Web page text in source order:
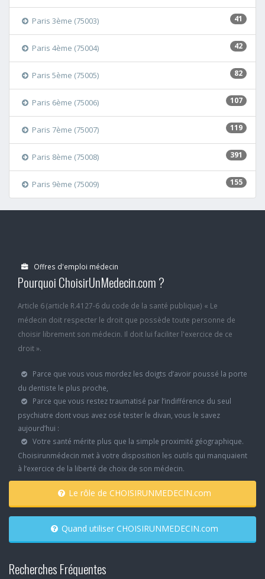
41
Paris 3ème (75003)
42
Paris 4ème (75004)
82
Paris 5ème (75005)
107
Paris 6ème (75006)
119
Paris 7ème (75007)
391
Paris 8ème (75008)
155
Paris 9ème (75009)
Offres d'emploi médecin
Pourquoi ChoisirUnMedecin.com ?
Article 6 (article R.4127-6 du code de la santé publique) « Le
médecin doit respecter le droit que possède toute personne de
choisir librement son médecin. Il doit lui faciliter l'exercice de ce
droit ».
Parce que vous vous mordez les doigts d’avoir poussé la porte
du dentiste le plus proche,
Parce que vous restez traumatisé par l’indifférence du seul
psychiatre dont vous avez osé tester le divan, vous le savez
aujourd’hui :
Votre santé mérite plus que la simple proximité géographique.
Choisirunmédecin met à votre disposition les outils qui manquaient
à l’exercice de la liberté de choix de son médecin.
Le rôle de CHOISIRUNMEDECIN.com
Quand utiliser CHOISIRUNMEDECIN.com
Recherches Fréquentes